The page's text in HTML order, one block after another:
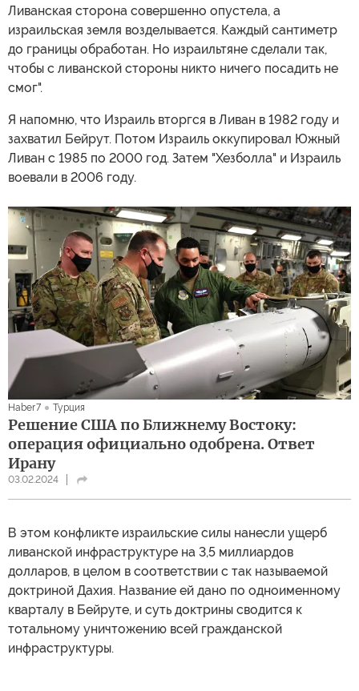
Ливанская сторона совершенно опустела, а
израильская земля возделывается. Каждый сантиметр
до границы обработан. Но израильтяне сделали так,
чтобы с ливанской стороны никто ничего посадить не
смог".
Я напомню, что Израиль вторгся в Ливан в 1982 году и
захватил Бейрут. Потом Израиль оккупировал Южный
Ливан с 1985 по 2000 год. Затем "Хезболла" и Израиль
воевали в 2006 году.
Haber7 Турция
Решение США по Ближнему Востоку:
операция официально одобрена. Ответ
Ирану
03.02.2024
В этом конфликте израильские силы нанесли ущерб
ливанской инфраструктуре на 3,5 миллиардов
долларов, в целом в соответствии с так называемой
доктриной Дахия. Название ей дано по одноименному
кварталу в Бейруте, и суть доктрины сводится к
тотальному уничтожению всей гражданской
инфраструктуры.